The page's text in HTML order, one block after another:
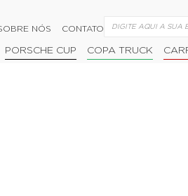
NÓS CONTATO
PORSCHE CUP COPA TRUCK